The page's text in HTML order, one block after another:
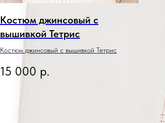
Костюм джинсовый с
вышивкой Тетрис
Костюм джинсовый с вышивкой Тетрис
15 000 р.